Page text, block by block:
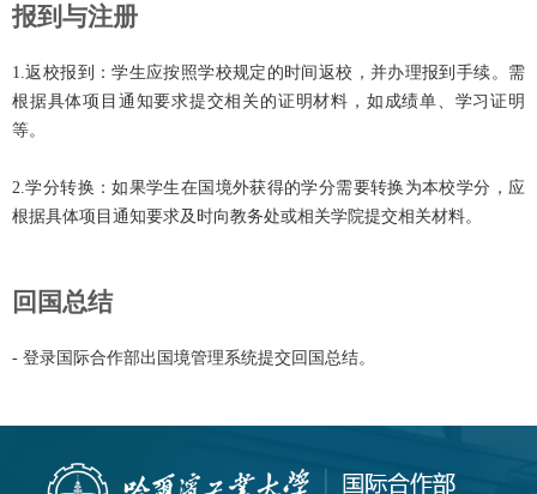
报到与注册
1. 返校报到：学生应按照学校规定的时间返校，并办理报到手续。需
根据具体项目通知要求提交相关的证明材料，如成绩单、学习证明
等。
2. 学分转换：如果学生在国境外获得的学分需要转换为本校学分，应
根据具体项目通知要求及时向教务处或相关学院提交相关材料。
回国总结
- 登录国际合作部出国境管理系统提交回国总结。